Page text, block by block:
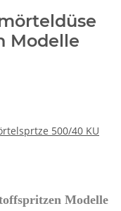
Modelle
500/40 KU
Modelle